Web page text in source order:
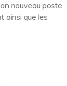
nouveau poste.
ainsi que les